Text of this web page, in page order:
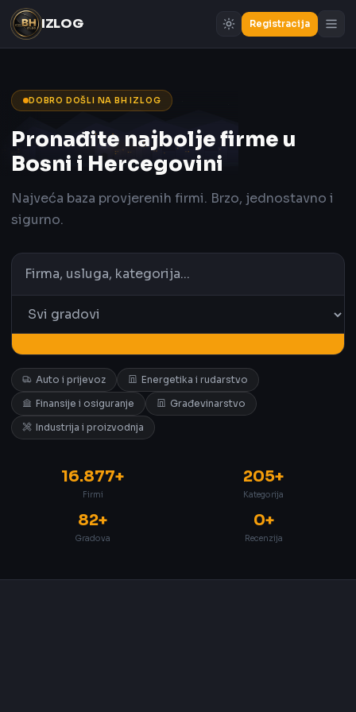
IZLOG Registracija
DOBRO DOŠLI NA BH IZLOG
Pronađite najbolje firme u
Bosni i Hercegovini
Najveća baza provjerenih firmi. Brzo, jednostavno i
sigurno.
Auto i prijevoz
Energetika i rudarstvo
Finansije i osiguranje
Građevinarstvo
Industrija i proizvodnja
16.877+
Firmi
205+
Kategorija
82+
Gradova
0+
Recenzija